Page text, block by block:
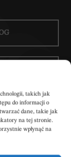
takich jak
do informacji o
dane, takie jak
na tej stronie.
wpłynąć na